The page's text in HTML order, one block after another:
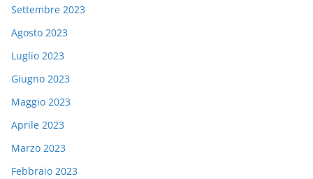
Settembre 2023
Agosto 2023
Luglio 2023
Giugno 2023
Maggio 2023
Aprile 2023
Marzo 2023
Febbraio 2023